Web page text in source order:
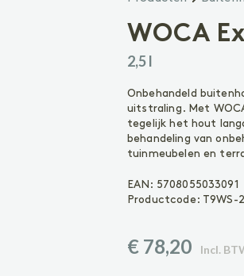
Reinigen
Voorkleuren
Voegenkit
BEHANDELING
Olie
Lak
Zeep
ONDERHOUD
Geoliede vloer
Gezeepte vloer
WOCA
2,5 l
Onbehandeld
uitstraling. Met
tegelijk het hout
behandeling van
tuinmeubelen en
EAN: 5708055033091
Productcode: T9WS-2
€ 78,20 Incl.